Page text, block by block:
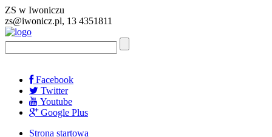
ZS w Iwoniczu
zs@iwonicz.pl, 13 4351811
Facebook
Twitter
Youtube
Google Plus
Strona startowa